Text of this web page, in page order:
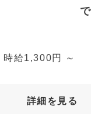
時給1,300円 ～
詳細を見る